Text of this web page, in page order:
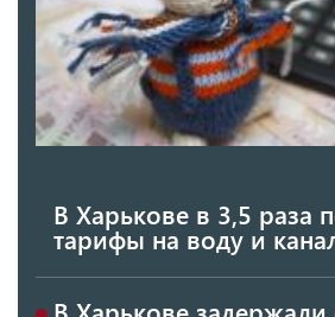
В Харькове в 3,5 раза
тарифы на воду и